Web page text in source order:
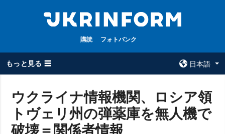
購読 フォトバンク
もっと見る ☰
日本語
全てのトピック
戦争
ウクルインフォ
ルム
ウクライナ情報機関、ロシア領
トヴェリ州の弾薬庫を無人機で
破壊＝関係者情報